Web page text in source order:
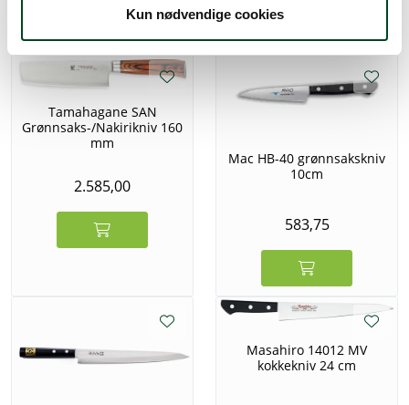
Kun nødvendige cookies
Tamahagane SAN
Grønnsaks-/Nakirikniv 160
mm
2.585,00
Mac HB-40 grønnsakskniv
10cm
583,75
Masahiro 14012 MV
kokkekniv 24 cm